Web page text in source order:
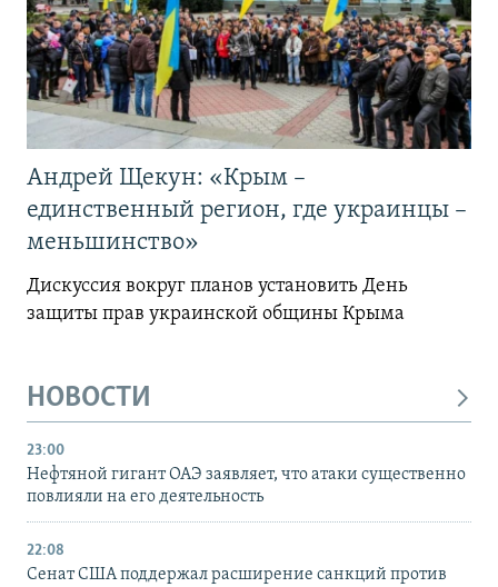
Андрей Щекун: «Крым –
единственный регион, где украинцы –
меньшинство»
Дискуссия вокруг планов установить День
защиты прав украинской общины Крыма
НОВОСТИ
23:00
Нефтяной гигант ОАЭ заявляет, что атаки существенно
повлияли на его деятельность
22:08
Сенат США поддержал расширение санкций против